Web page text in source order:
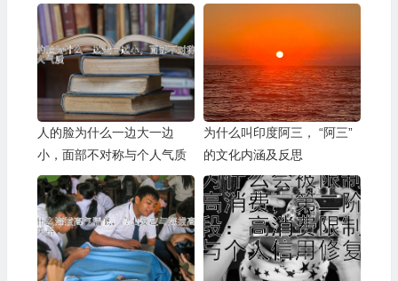
人的脸为什么一边大一边
小，面部不对称与个人气质
为什么叫印度阿三， “阿三”
的文化内涵及反思